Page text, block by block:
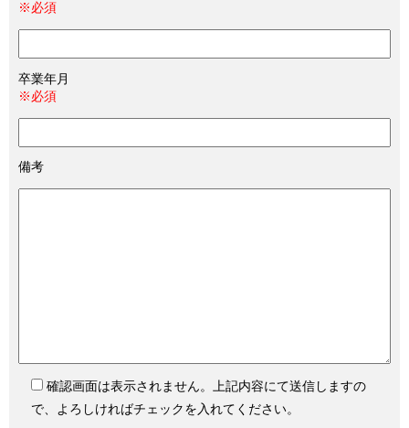
※必須
卒業年月
※必須
備考
確認画面は表示されません。上記内容にて送信しますの
で、よろしければチェックを入れてください。